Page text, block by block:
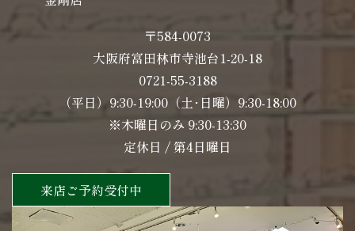
〒584-0073
大阪府富田林市寺池台1-20-18
0721-55-3188
（平日）9:30-19:00（土･日曜）9:30-18:00
※木曜日のみ 9:30-13:30
定休日 / 第4日曜日
来店ご予約受付中